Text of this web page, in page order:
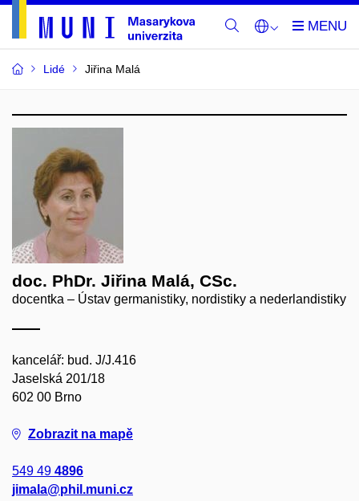
Lidé Jiřina Malá
doc. PhDr. Jiřina Malá, CSc.
docentka – Ústav germanistiky, nordistiky a nederlandistiky
kancelář: bud. J/J.416
Jaselská 201/18
602 00 Brno
Zobrazit na mapě
549 49 4896
jimala@phil.muni.cz